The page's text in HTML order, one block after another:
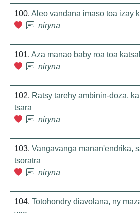
100. Aleo vandana imaso toa izay
niryna
101. Aza manao baby roa toa
niryna
102. Ratsy tarehy ambinin-doza,
tsara
niryna
103. Vangavanga manan'endrika,
tsoratra
niryna
104. Totohondry diavolana, ny